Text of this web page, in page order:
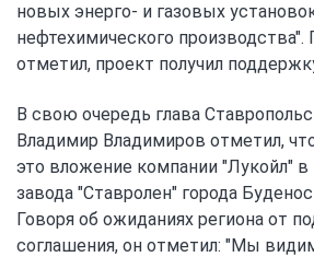
новых энерго- и газовых
нефтехимического производства".
отметил, проект получил
В свою очередь глава
Владимир Владимиров отметил,
это вложение компании "Лукойл" в
завода "Ставролен" города
Говоря об ожиданиях региона от
соглашения, он отметил: "Мы